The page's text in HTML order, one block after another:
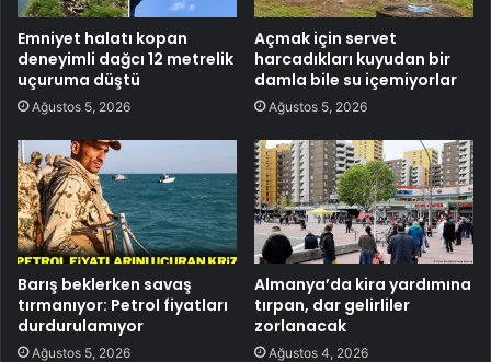
Emniyet halatı kopan
deneyimli dağcı 12 metrelik
uçuruma düştü
Ağustos 5, 2026
Açmak için servet
harcadıkları kuyudan bir
damla bile su içemiyorlar
Ağustos 5, 2026
Barış beklerken savaş
tırmanıyor: Petrol fiyatları
durdurulamıyor
Ağustos 5, 2026
Almanya’da kira yardımına
tırpan, dar gelirliler
zorlanacak
Ağustos 4, 2026